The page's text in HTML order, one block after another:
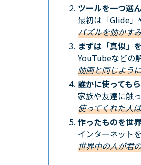
ツールを一つ選
最初は「Glide」
パズルを動かす
まずは「真似」
YouTubeなどの
動画と同じよう
誰かに使っても
家族や友達に触
使ってくれた人
作ったものを世
インターネット
世界中の人が君